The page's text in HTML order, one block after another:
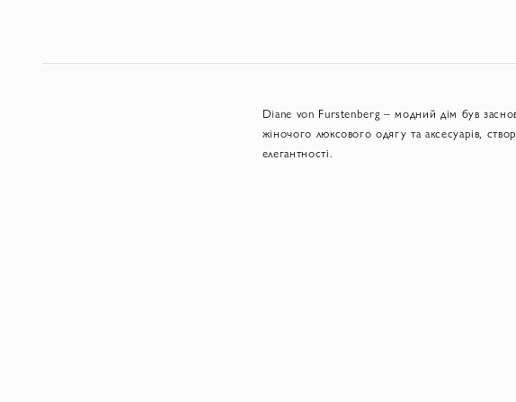
Diane von Furstenberg – модний дім був
жіночого люксового одягу та аксесуарів,
елегантності.
жіночності, визнаний у модній індустрії як